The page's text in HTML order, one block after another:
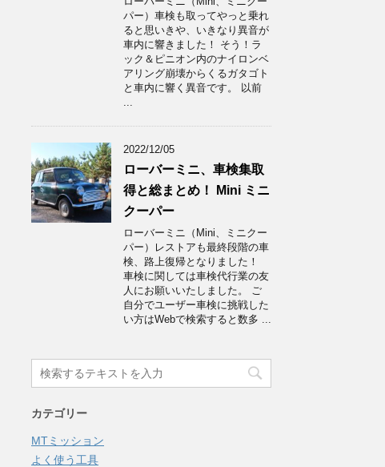
パー）車検も取ってやっと乗れ
ると思いきや、いきなり異音が
車内に響きました！ そう！ラ
ック＆ピニオン内のナイロンベ
アリング崩壊からくるガタゴト
と車内に響く異音です。 以前
...
2022/12/05
ローバーミニ、車検集取
得と総まとめ！ Mini ミニ
クーパー
ローバーミニ（Mini、ミニクー
パー）レストアも最終段階の車
検、路上復帰となりました！
車検に関しては車検代行業の友
人にお願いいたしました。 ご
自分でユーザー車検に挑戦した
い方はWebで検索すると数多 ...
カテゴリー
MTミッション
よく使う工具